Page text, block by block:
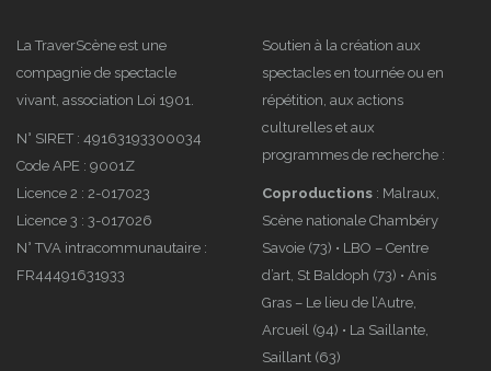
FRRRAGILE,
retour en
images
effondrement
en tournée
Newsletter
de
Labo
« Avoir
Lieu » #3 à
Clermont-
Ferrand
La TraverScène est une
compagnie de spectacle
vivant, association Loi 1901.
N° SIRET : 49163193300034
Code APE : 9001Z
Licence 2 : 2-017023
Licence 3 : 3-017026
N° TVA intracommunautaire :
FR44491631933
Soutien à la création aux
spectacles en tournée ou en
répétition, aux actions
culturelles et aux
programmes de recherche :
Coproductions : Malraux,
Scène nationale Chambéry
Savoie (73) • LBO – Centre
d’art, St Baldoph (73) • Anis
Gras – Le lieu de l’Autre,
Arcueil (94) • La Saillante,
Saillant (63)